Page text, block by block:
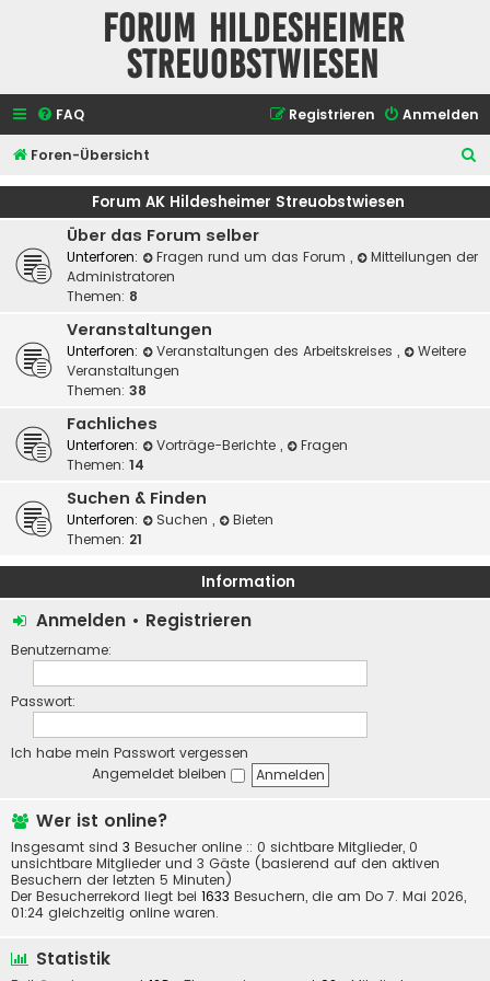
Forum Hildesheimer
Streuobstwiesen
FAQ Anmelden
Registrieren
Foren-Übersicht
u
Forum AK Hildesheimer Streuobstwiesen
Über das Forum selber
Unterforen: Fragen rund um das Forum ,
Mitteilungen der
Administratoren
Themen: 8
Veranstaltungen
Unterforen: Veranstaltungen des Arbeitskreises ,
Weitere
Veranstaltungen
Themen: 38
Fachliches
Unterforen: Vorträge-Berichte ,
Fragen
Themen: 14
Suchen & Finden
Unterforen: Suchen ,
Bieten
Themen: 21
Information
Anmelden • Registrieren
Benutzername:
Passwort:
Ich habe mein Passwort vergessen
Angemeldet bleiben
Wer ist online?
Insgesamt sind 3 Besucher online :: 0 sichtbare Mitglieder, 0
unsichtbare Mitglieder und 3 Gäste (basierend auf den aktiven
Besuchern der letzten 5 Minuten)
Der Besucherrekord liegt bei 1633 Besuchern, die am Do 7. Mai 2026,
01:24 gleichzeitig online waren.
Statistik